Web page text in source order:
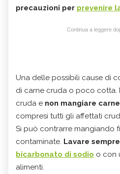
precauzioni per prevenire
Continua a leggere
Una delle possibili cause di
di carne cruda o poco cotta.
cruda e non mangiare
compresi tutti gli affettati
Si può contrarre mangiando
contaminate. Lavare
bicarbonato di sodio o con
alimenti.